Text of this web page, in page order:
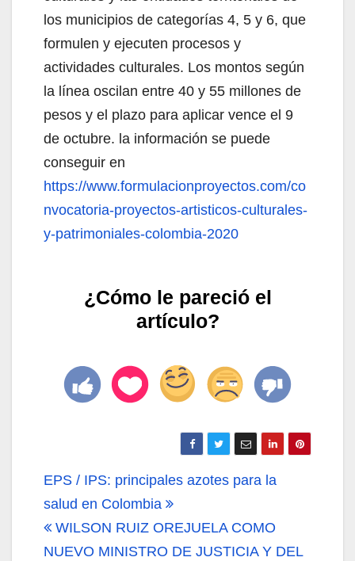
los municipios de categorías 4, 5 y 6, que
formulen y ejecuten procesos y
actividades culturales. Los montos según
la línea oscilan entre 40 y 55 millones de
pesos y el plazo para aplicar vence el 9
de octubre. la información se puede
conseguir en
https://www.formulacionproyectos.com/co
nvocatoria-proyectos-artisticos-culturales-
y-patrimoniales-colombia-2020
¿Cómo le pareció el
artículo?
Navegación
de
entradas
EPS / IPS: principales azotes para la
salud en Colombia
WILSON RUIZ OREJUELA COMO
NUEVO MINISTRO DE JUSTICIA Y DEL